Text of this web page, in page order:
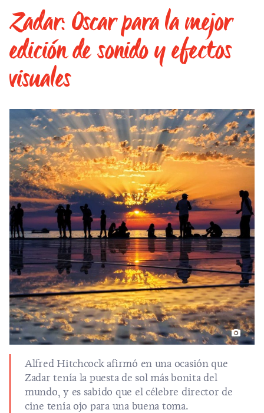
Zadar: Oscar para la mejor
edición de sonido y efectos
visuales
Alfred Hitchcock afirmó en una ocasión que
Zadar tenía la puesta de sol más bonita del
mundo, y es sabido que el célebre director de
cine tenía ojo para una buena toma.